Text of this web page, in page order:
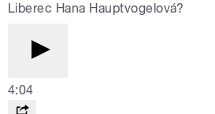
Liberec Hana Hauptvogelová?
4:04